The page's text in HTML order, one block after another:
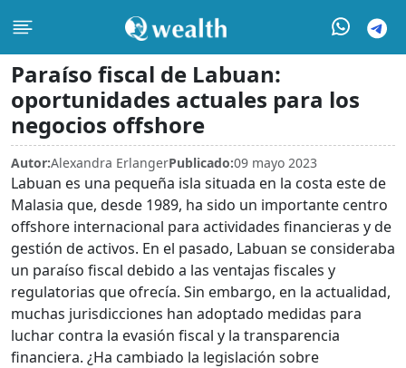
Paraíso fiscal de Labuan:
oportunidades actuales para los
negocios offshore
Autor:Alexandra ErlangerPublicado:09 mayo 2023
Labuan es una pequeña isla situada en la costa este de
Malasia que, desde 1989, ha sido un importante centro
offshore internacional para actividades financieras y de
gestión de activos. En el pasado, Labuan se consideraba
un paraíso fiscal debido a las ventajas fiscales y
regulatorias que ofrecía. Sin embargo, en la actualidad,
muchas jurisdicciones han adoptado medidas para
luchar contra la evasión fiscal y la transparencia
financiera. ¿Ha cambiado la legislación sobre